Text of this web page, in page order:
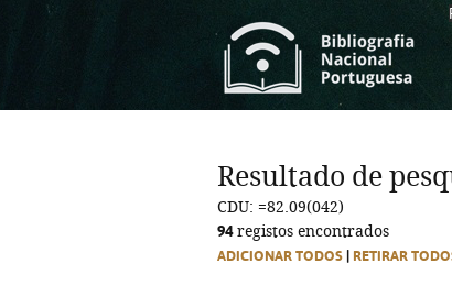
Resultado de
CDU: =82.09(042)
94registos encontrados
ADICIONAR TODOS RETIRAR